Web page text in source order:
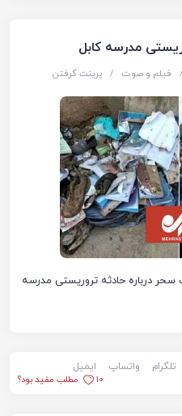
مدرسه کابل
/ فیلم و صوت / پرینت گرفتن
درباره حادثه تروریستی مدرسه
تلگرام واتساپ
ایمیل
10
مطلب مفید بود؟